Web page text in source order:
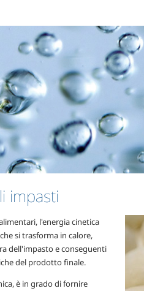
impasti
l'energia cinetica
si trasforma in calore,
dell'impasto e conseguenti
del prodotto finale.
è in grado di fornire